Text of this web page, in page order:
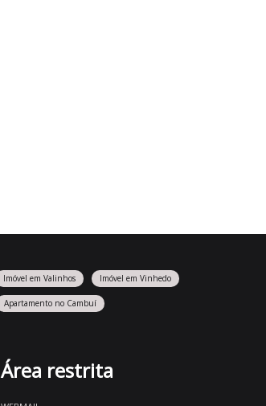
Imóvel em Valinhos Imóvel em Vinhedo
Apartamento no Cambuí
Área restrita